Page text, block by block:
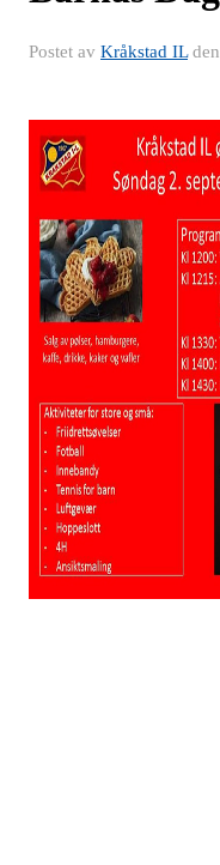
Postet av Kråkstad ILden